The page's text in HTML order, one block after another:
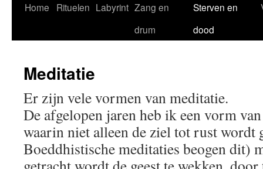
Home Rituelen Labyrint Zang en
drum
Sterven en
dood
Meditatie
Er zijn vele vormen van meditatie.
De afgelopen jaren heb ik een vorm
waarin niet alleen de ziel tot rust wordt
Boeddhistische meditaties beogen dit)